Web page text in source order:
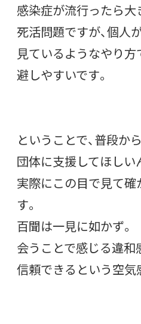
感染症が流行ったら
死活問題ですが、個人
見ているようなやり
避しやすいです。
ということで、普段か
団体に支援してほしい
実際にこの目で見て
す。
百聞は一見に如かず。
会うことで感じる違和
信頼できるという空気